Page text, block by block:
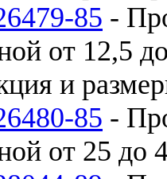
85 -
от 12,5
и
85 -
от 25